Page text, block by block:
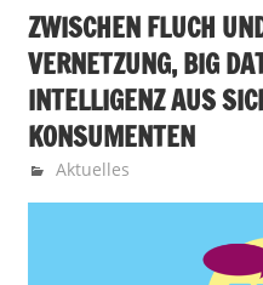
Videobeobachtung
im
öffentlichen
Raum
ZWISCHEN FLUCH
VERNETZUNG, BIG
INTELLIGENZ AUS
KONSUMENTEN
23. September 2019
Martin
Aktuelles